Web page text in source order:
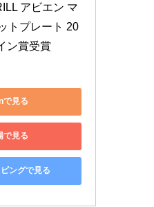
アビエン マ
トプレート 20
ン賞受賞
で見る
で見る
ングで見る